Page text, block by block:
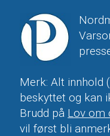
Merk: Alt innhold
beskyttet og kan
Brudd på Lov om
vil først bli